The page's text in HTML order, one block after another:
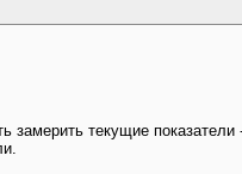
замерить текущие